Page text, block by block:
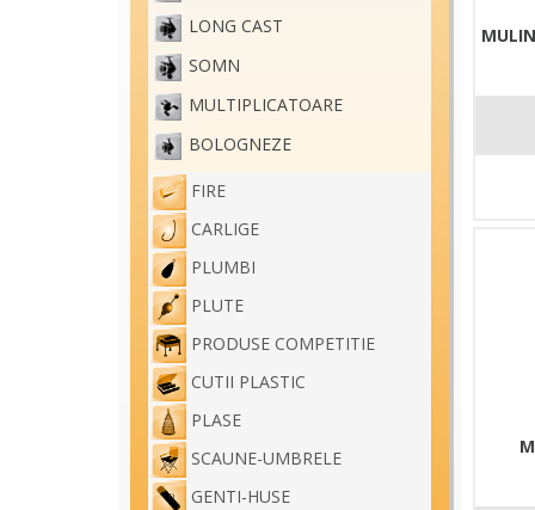
LONG CAST
SOMN
MULTIPLICATOARE
BOLOGNEZE
FIRE
CARLIGE
PLUMBI
PLUTE
PRODUSE COMPETITIE
CUTII PLASTIC
PLASE
SCAUNE-UMBRELE
GENTI-HUSE